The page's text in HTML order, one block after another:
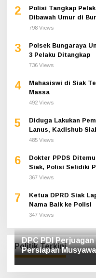
2
Polisi Tangkap
Dibawah Umur di
798 Views
3
Polsek Bungaraya
3 Pelaku Ditangkap
736 Views
4
Mahasiswi di Siak
Massa
492 Views
5
Diduga Lakukan
Lanus, Kadishub
485 Views
6
Dokter PPDS
Siak, Polisi Selidiki
367 Views
7
Ketua DPRD Siak
Nama Baik ke Polisi
347 Views
Politik Terkini
DPC PDI
Persiapan
Luxe